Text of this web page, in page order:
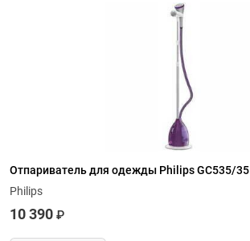
Отпариватель для одежды Philips GC535/35
Philips
10 390 ₽